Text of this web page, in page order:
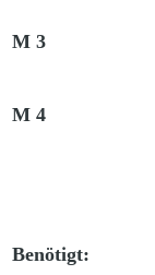
M 3
M 4
Benötigt: